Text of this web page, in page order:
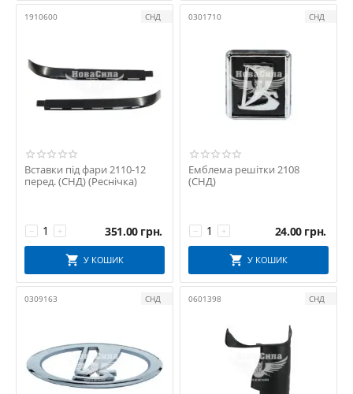
1910600 СНД
Вставки під фари 2110-12
перед. (СНД) (Реснічка)
+
− 351.00 грн.
У КОШИК
0301710 СНД
Емблема решітки 2108
(СНД)
+
− 24.00 грн.
У КОШИК
0309163 СНД 0601398 СНД